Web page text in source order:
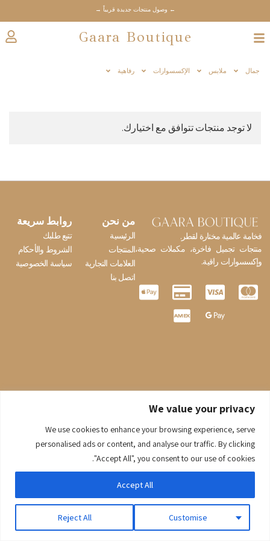
We value your privacy
We use cookies to enhance your browsing experience, serve
personalised ads or content, and analyse our traffic. By clicking
"Accept All", you consent to our use of cookies.
Customise
Reject All
Accept All
← وصول منتجات جديدة قريباً →
Gaara Boutique
جمال ملابس الإكسسوارات رفاهية
لا توجد منتجات تتوافق مع اختيارك.
فخامة عالمية مختارة لقطر.
منتجات تجميل فاخرة، مكملات صحية،
وإكسسوارات راقية.
من نحن
الرئيسية
المنتجات
العلامات التجارية
اتصل بنا
روابط سريعة
تتبع طلبك
الشروط والأحكام
سياسة الخصوصية
© 2026 Gaaraboutique. جميع الحقوق محفوظة.
0